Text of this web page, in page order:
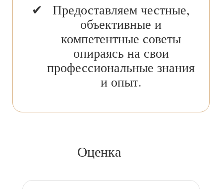
Предоставляем честные,
объективные и
компетентные советы
опираясь на свои
профессиональные знания
и опыт.
Оценка